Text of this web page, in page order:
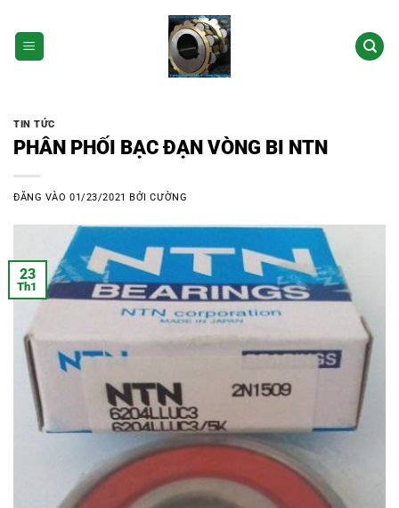
qua
nội
TIN TỨC
PHÂN PHỐI BẠC ĐẠN VÒNG BI NTN
ĐĂNG VÀO01/23/2021 BỞICƯỜNG
23
Th1